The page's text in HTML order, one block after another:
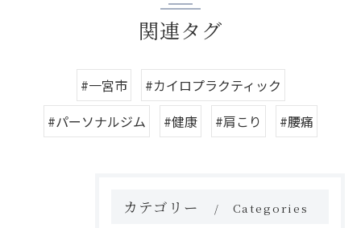
関連タグ
#一宮市
#カイロプラクティック
#パーソナルジム
#健康 #肩こり #腰痛
カテゴリー Categories